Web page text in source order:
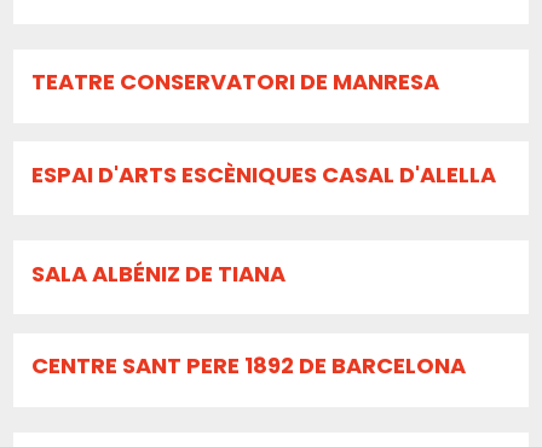
TEATRE CONSERVATORI DE MANRESA
ESPAI D'ARTS ESCÈNIQUES CASAL D'ALELLA
SALA ALBÉNIZ DE TIANA
CENTRE SANT PERE 1892 DE BARCELONA